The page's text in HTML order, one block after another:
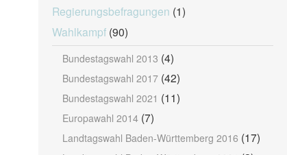
Regierungsbefragungen (1)
Wahlkampf(90)
Bundestagswahl 2013 (4)
Bundestagswahl 2017(42)
Bundestagswahl 2021 (11)
Europawahl 2014(7)
Landtagswahl Baden-Württemberg 2016 (17)